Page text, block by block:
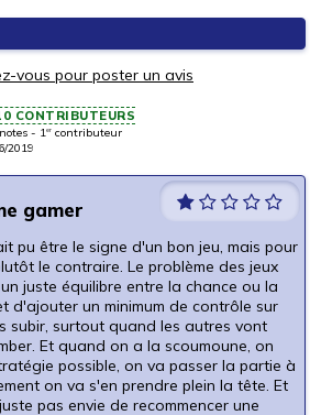
vous pour poster un avis
CONTRIBUTEURS
- 1er contributeur
2019
gamer
pu être le signe d'un bon jeu, mais pour
le contraire. Le problème des jeux
juste équilibre entre la chance ou la
d'ajouter un minimum de contrôle sur
subir, surtout quand les autres vont
Et quand on a la scoumoune, on
possible, on va passer la partie à
on va s'en prendre plein la tête. Et
pas envie de recommencer une